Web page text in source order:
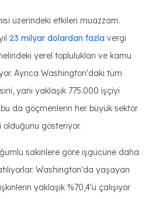
üzerindeki etkileri muazzam.
23 milyar dolardan fazla vergi
yerel toplulukları ve kamu
Ayrıca Washington'daki tüm
yani yaklaşık 775.000 işçiyi
da göçmenlerin her büyük sektör
gösteriyor.
sakinlere göre işgücüne daha
Washington'da yaşayan
yaklaşık %70,4'ü çalışıyor